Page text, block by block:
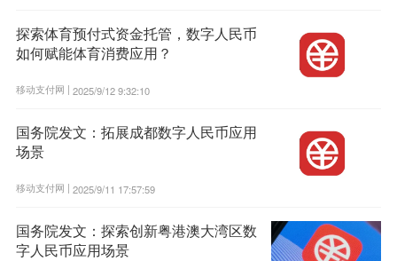
探索体育预付式资金托管，数字人民币
如何赋能体育消费应用？
移动支付网 | 2025/9/12 9:32:10
国务院发文：拓展成都数字人民币应用
场景
移动支付网 | 2025/9/11 17:57:59
国务院发文：探索创新粤港澳大湾区数
字人民币应用场景